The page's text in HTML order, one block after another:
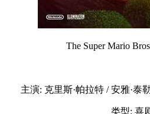
The Super Mario
主演: 克里斯·帕拉特 / 安雅·泰
类型: 喜